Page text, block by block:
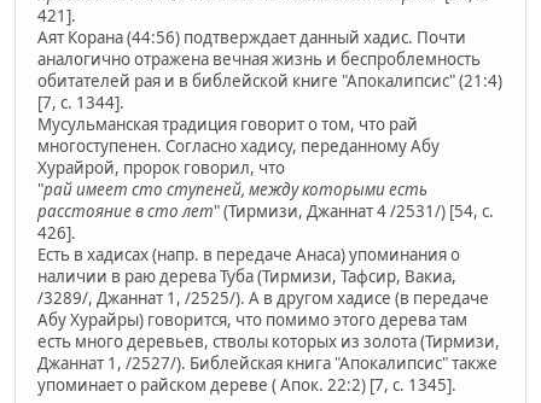
421].
Аят Корана (44:56) подтверждает данный хадис. Почти
аналогично отражена вечная жизнь и беспроблемность
обитателей рая и в библейской книге "Апокалипсис" (21:4)
[7, c. 1344].
Мусульманская традиция говорит о том, что рай
многоступенен. Согласно хадису, переданному Абу
Хурайрой, пророк говорил, что
"рай имеет сто ступеней, между которыми есть
расстояние в сто лет" (Тирмизи, Джаннат 4 /2531/) [54, c.
426].
Есть в хадисах (напр. в передаче Анаса) упоминания о
наличии в раю дерева Туба (Тирмизи, Тафсир, Вакиа,
/3289/, Джаннат 1, /2525/). А в другом хадисе (в передаче
Абу Хурайры) говорится, что помимо этого дерева там
есть много деревьев, стволы которых из золота (Тирмизи,
Джаннат 1, /2527/). Библейская книга "Апокалипсис" также
упоминает о райском дереве ( Апок. 22:2) [7, c. 1345].